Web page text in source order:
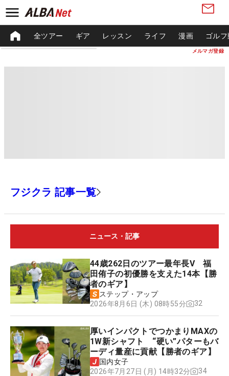
メルマガ登録
全ツアー ギア レッスン ライフ 漫画 ゴル
フジクラ 記事一覧
ニュース・記事
44歳262日のツアー最年長V 福
田侑子の初優勝を支えた14本【勝
者のギア】
ステップ・アップ
2026年8月6日 (木) 08時55分
32
厚いインパクトでつかまりMAXの
1W新シャフト “硬い”パターもバ
ーディ量産に貢献【勝者のギア】
国内女子
2026年7月27日 (月) 14時32分
34